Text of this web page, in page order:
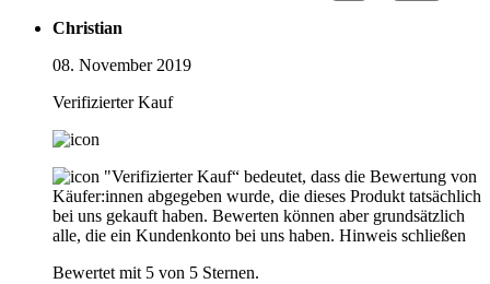
Christian
08. November 2019
Verifizierter Kauf
"Verifizierter Kauf“ bedeutet, dass die Bewertung von
Käufer:innen abgegeben wurde, die dieses Produkt tatsächlich
bei uns gekauft haben. Bewerten können aber grundsätzlich
alle, die ein Kundenkonto bei uns haben. Hinweis schließen
Bewertet mit 5 von 5 Sternen.